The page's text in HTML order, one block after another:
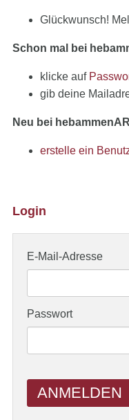
Glückwunsch!
Schon mal bei
klicke auf
gib deine
Neu bei
erstelle ein
Login
E-Mail-Adresse
Passwort
ANMELDEN